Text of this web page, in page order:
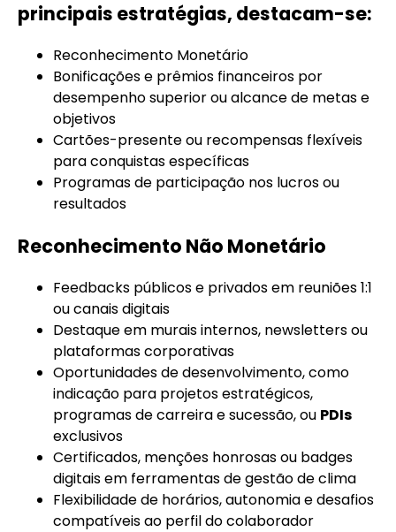
principais estratégias, destacam-se:
Reconhecimento Monetário
Bonificações e prêmios financeiros por
desempenho superior ou alcance de metas e
objetivos
Cartões-presente ou recompensas flexíveis
para conquistas específicas
Programas de participação nos lucros ou
resultados
Reconhecimento Não Monetário
Feedbacks públicos e privados em reuniões 1:1
ou canais digitais
Destaque em murais internos, newsletters ou
plataformas corporativas
Oportunidades de desenvolvimento, como
indicação para projetos estratégicos,
programas de carreira e sucessão, ou PDIs
exclusivos
Certificados, menções honrosas ou badges
digitais em ferramentas de gestão de clima
Flexibilidade de horários, autonomia e desafios
compatíveis ao perfil do colaborador